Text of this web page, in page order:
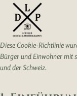
Zum
Inhalt
springen
Diese Cookie-Richtlinie
Bürger und Einwohner mit
und der Schweiz.